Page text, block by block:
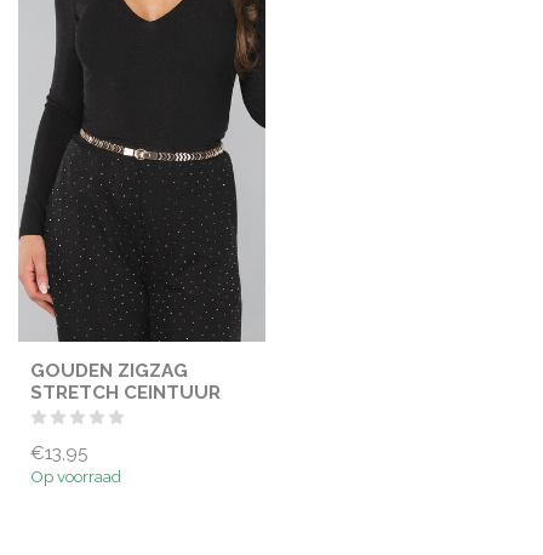
GOUDEN ZIGZAG
STRETCH CEINTUUR
€13,95
Op voorraad